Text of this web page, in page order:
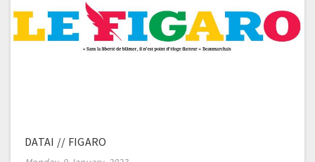
DATAI // FIGARO